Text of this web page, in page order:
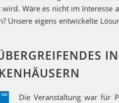
wird. Wäre es nicht im Interesse
Unsere eigens entwickelte
Die Veranstaltung war für